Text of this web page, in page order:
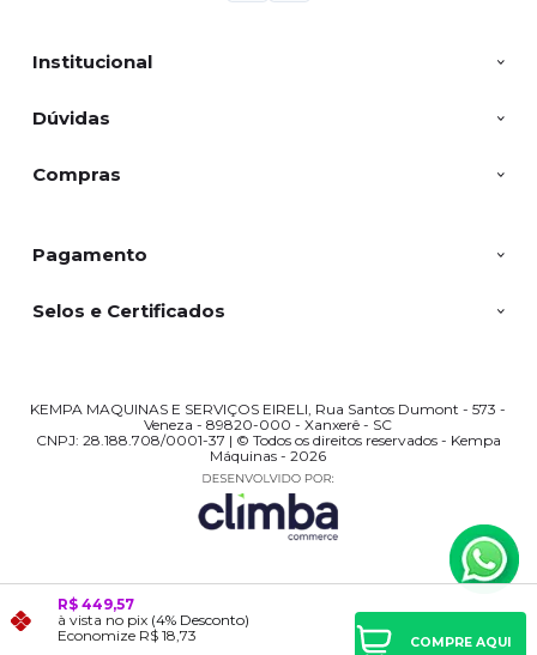
Institucional
Dúvidas
Compras
Pagamento
Selos e Certificados
KEMPA MAQUINAS E SERVIÇOS EIRELI, Rua Santos Dumont - 573 -
Veneza - 89820-000 - Xanxerê - SC
CNPJ: 28.188.708/0001-37 | © Todos os direitos reservados - Kempa
Máquinas - 2026
R$ 449,57
à vista no pix (4% Desconto)
Economize R$ 18,73
COMPRE AQUI